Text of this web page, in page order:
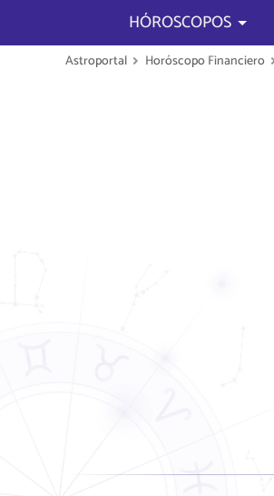
HÓROSCOPOS
Astroportal Horóscopo Financiero